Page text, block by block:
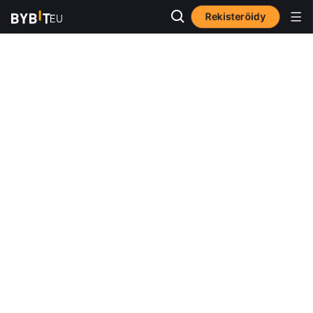
Rekisteröidy